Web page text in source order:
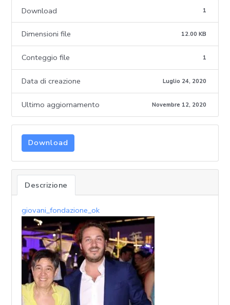
Download 1
Dimensioni file 12.00 KB
Conteggio file 1
Data di creazione Luglio 24, 2020
Ultimo aggiornamento Novembre 12, 2020
Download
Descrizione
giovani_fondazione_ok